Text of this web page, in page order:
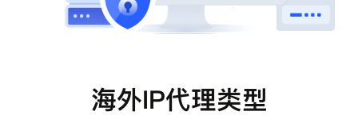
海外IP代理类型